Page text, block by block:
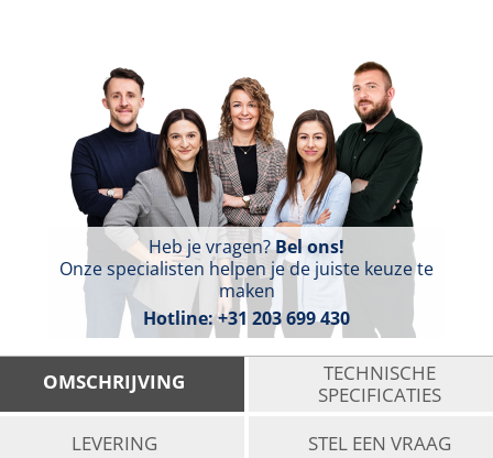
Heb je vragen?Bel ons!
Onze specialisten helpen je de juiste keuze te
maken
Hotline:+31 203 699 430
OMSCHRIJVING
TECHNISCHE
SPECIFICATIES
LEVERING
STEL EEN VRAAG